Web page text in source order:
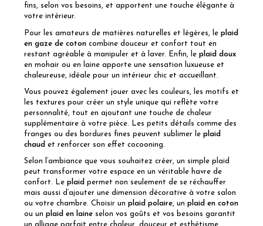
fins, selon vos besoins, et apportent une touche élégante à
votre intérieur.
Pour les amateurs de matières naturelles et légères, le plaid
en gaze de coton combine douceur et confort tout en
restant agréable à manipuler et à laver. Enfin, le plaid doux
en mohair ou en laine apporte une sensation luxueuse et
chaleureuse, idéale pour un intérieur chic et accueillant.
Vous pouvez également jouer avec les couleurs, les motifs et
les textures pour créer un style unique qui reflète votre
personnalité, tout en ajoutant une touche de chaleur
supplémentaire à votre pièce. Les petits détails comme des
franges ou des bordures fines peuvent sublimer le plaid
chaud et renforcer son effet cocooning.
Selon l’ambiance que vous souhaitez créer, un simple plaid
peut transformer votre espace en un véritable havre de
confort. Le plaid permet non seulement de se réchauffer
mais aussi d’ajouter une dimension décorative à votre salon
ou votre chambre. Choisir un plaid polaire, un plaid en coton
ou un plaid en laine selon vos goûts et vos besoins garantit